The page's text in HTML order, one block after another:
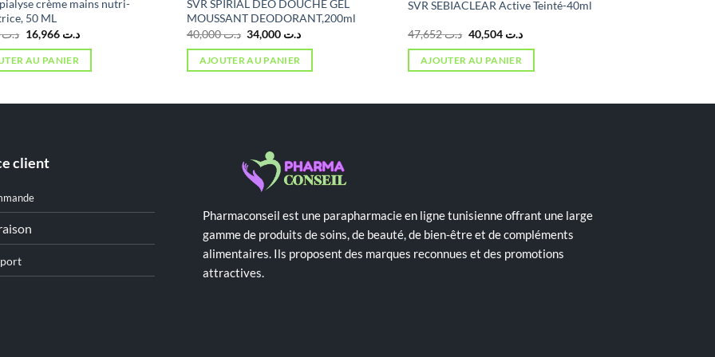
crème mains nutri-
50 ML
د.ت19,961
Le
prix
initial
était :
د.ت 16,966
Le
est :
AU PANIER
SVR SPIRIAL DEO DOUCHE GEL
MOUSSANT DEODORANT,200ml
د.ت40,000
Le
prix
initial
était :
د.تLe
AJOUTER AU PANIER
SVR SEBIACLEAR Active Teinté-40ml
د.ت47,652
Le
prix
initial
était :
د.ت 40,504
Le
est :
AJOUTER AU PANIER
client
Pharmaconseil est une parapharmacie en ligne tunisienne offrant une large
gamme de produits de soins, de beauté, de bien-être et de compléments
alimentaires. Ils proposent des marques reconnues et des promotions
attractives.